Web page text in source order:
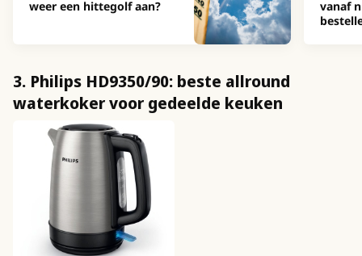
weer een hittegolf aan?
vanaf
3. Philips HD9350/90: beste allround
waterkoker voor gedeelde keuken